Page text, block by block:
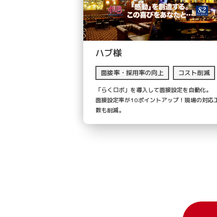
ハブ様
面接率・採用率の向上 コスト削減
「らくロボ」を導入して面接設定を自動化。
面接設定率が10ポイントアップ！現場の対応
数も削減。